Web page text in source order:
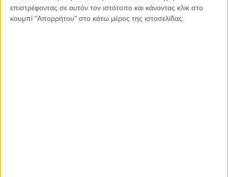
επιστρέφοντας σε αυτόν τον ιστότοπο και κάνοντας κλικ στο
κουμπί "Απορρήτου" στο κάτω μέρος της ιστοσελίδας.
στο Propago του Γιάννη Πανούση